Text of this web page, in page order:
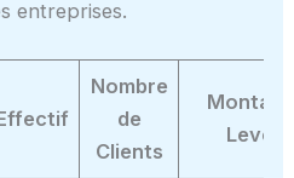
entreprises.
Nombre
de
Clients
Montant
Levé